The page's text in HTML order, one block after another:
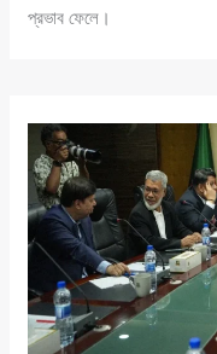
প্রভাব ফেলে।